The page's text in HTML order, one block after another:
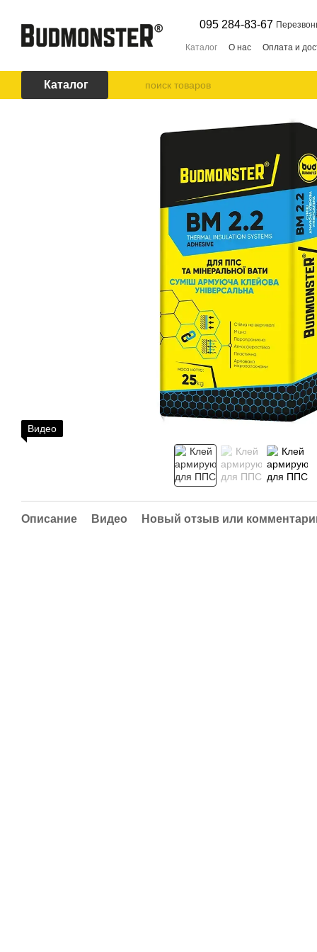
095 284-83-67
Каталог О нас Оплата и
Каталог
Видео
Описание Видео Новый отзыв или